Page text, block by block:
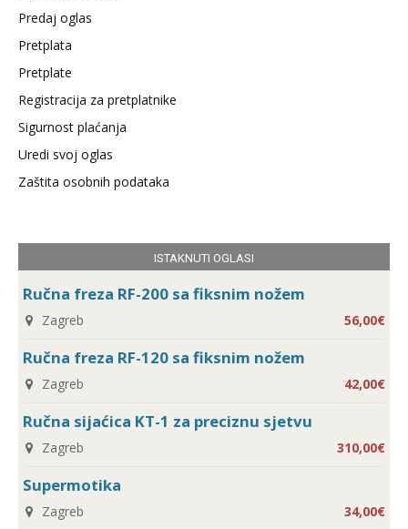
Predaj oglas
Pretplata
Pretplate
Registracija za pretplatnike
Sigurnost plaćanja
Uredi svoj oglas
Zaštita osobnih podataka
ISTAKNUTI OGLASI
Ručna freza RF-200 sa fiksnim nožem
Zagreb 56,00€
Ručna freza RF-120 sa fiksnim nožem
Zagreb 42,00€
Ručna sijaćica KT-1 za preciznu sjetvu
Zagreb 310,00€
Supermotika
Zagreb 34,00€